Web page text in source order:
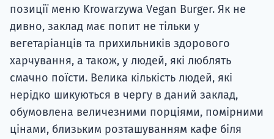
позиції меню Krowarzywa Vegan Burger. Як не
дивно, заклад має попит не тільки у
вегетаріанців та прихильників здорового
харчування, а також, у людей, які люблять
смачно поїсти. Велика кількість людей, які
нерідко шикуються в чергу в даний заклад,
обумовлена величезними порціями, помірними
цінами, близьким розташуванням кафе біля